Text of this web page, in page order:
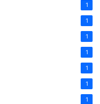
1
1
1
1
1
1
1